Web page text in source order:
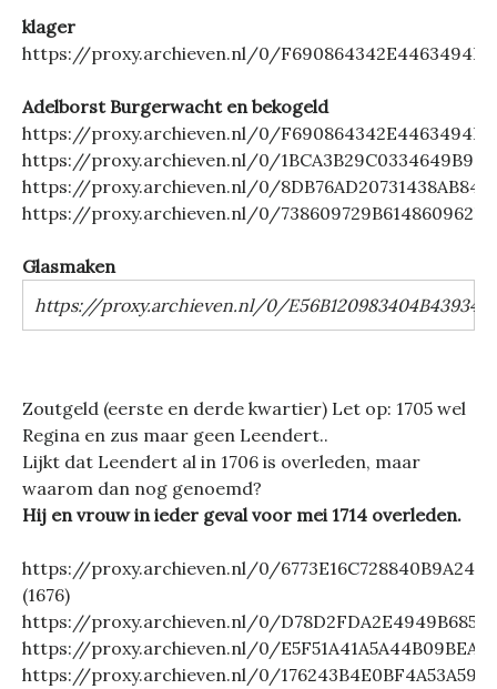
klager
https://proxy.archieven.nl/0/
Adelborst Burgerwacht en bekogeld
https://proxy.archieven.nl/0/
https://proxy.archieven.nl/0/
https://proxy.archieven.nl/0/
https://proxy.archieven.nl/0/
Glasmaken
https://proxy.archieven.nl/0/
Zoutgeld (eerste en derde kwartier) Let op: 1705 wel
Regina en zus maar geen Leendert..
Lijkt dat Leendert al in 1706 is overleden, maar
waarom dan nog genoemd?
Hij en vrouw in ieder geval voor mei 1714 overleden.
https://proxy.archieven.nl/0/
(1676)
https://proxy.archieven.nl/0/
https://proxy.archieven.nl/0/
https://proxy.archieven.nl/0/